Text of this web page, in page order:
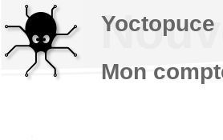
Yoctopuce
Mon